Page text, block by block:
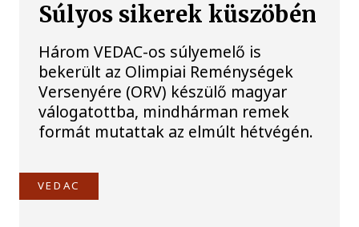
Súlyos sikerek küszöbén
Három VEDAC-os súlyemelő is
bekerült az Olimpiai Reménységek
Versenyére (ORV) készülő magyar
válogatottba, mindhárman remek
formát mutattak az elmúlt hétvégén.
VEDAC